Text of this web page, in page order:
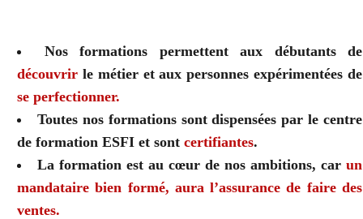
Nos formations permettent aux débutants de
découvrir le métier et aux personnes expérimentées de
se perfectionner.
Toutes nos formations sont dispensées par le centre
de formation ESFI et sont certifiantes.
La formation est au cœur de nos ambitions, car un
mandataire bien formé, aura l’assurance de faire des
ventes.